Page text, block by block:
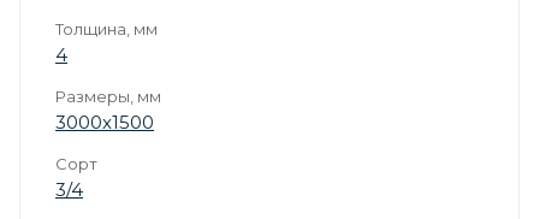
Толщина, мм
4
Размеры, мм
3000х1500
Сорт
3/4